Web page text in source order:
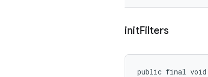
initFilters
public final